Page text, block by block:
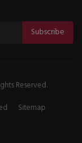
Subscribe
Reserved.
Sitemap